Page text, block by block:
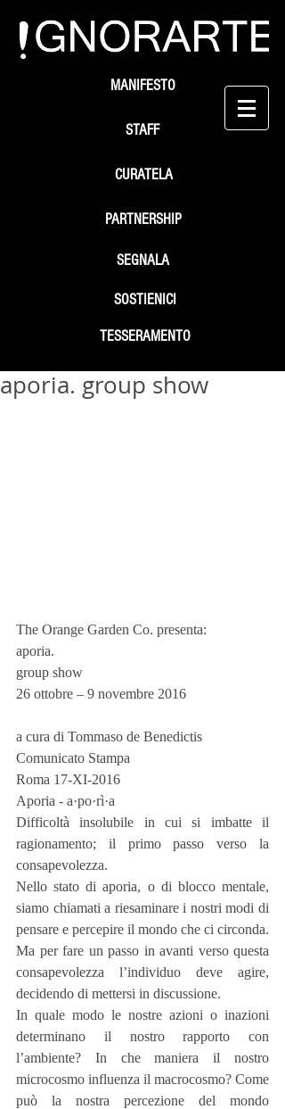
STAFF
SEGNALA
SOSTIENICI
MANIFESTO
PARTNERSHIP
TESSERAMENTO
CURATELA
aporia. group show
The Orange Garden Co. presenta:
aporia.
group show
26 ottobre – 9 novembre 2016
a cura di Tommaso de Benedictis
Comunicato Stampa
Roma 17-XI-2016
Aporia - a·po·rì·a
Difficoltà insolubile in cui si imbatte il
ragionamento; il primo passo verso la
consapevolezza.
Nello stato di aporia, o di blocco mentale,
siamo chiamati a riesaminare i nostri modi di
pensare e percepire il mondo che ci circonda.
Ma per fare un passo in avanti verso questa
consapevolezza l’individuo deve agire,
decidendo di mettersi in discussione.
In quale modo le nostre azioni o inazioni
determinano il nostro rapporto con
l’ambiente? In che maniera il nostro
microcosmo influenza il macrocosmo? Come
può la nostra percezione del mondo